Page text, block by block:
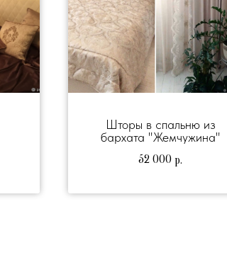
Шторы в спальню из
бархата "Жемчужина"
52 000 р.